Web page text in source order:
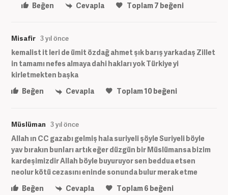
Beğen
Cevapla Toplam7 beğeni
Misafir 3 yıl önce
kemalist it leri de ümit özdağ ahmet şık barış yarkadaş Zillet
in tamamı nefes almaya dahi hakları yok Türkiye yi
kirletmekten başka
Beğen
Cevapla Toplam10beğeni
Müslüman 3 yıl önce
Allah ın CC gazabı gelmiş hala suriyeli şöyle Suriyeli böyle
yav bırakın bunları artık eğer düzgün bir Müslümansa bizim
kardeşimizdir Allah böyle buyuruyor sen beddua etsen
neolur kötü cezasını eninde sonunda bulur merak etme
Beğen
Cevapla Toplam6 beğeni